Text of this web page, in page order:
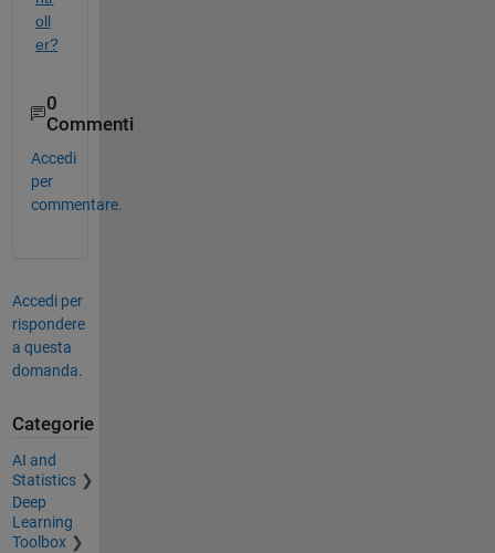
oll
er?
0
Commenti
Accedi
per
commentare.
Accedi per
rispondere
a questa
domanda.
Categorie
AI and
Statistics
Deep
Learning
Toolbox